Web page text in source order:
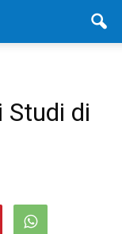
Studi di